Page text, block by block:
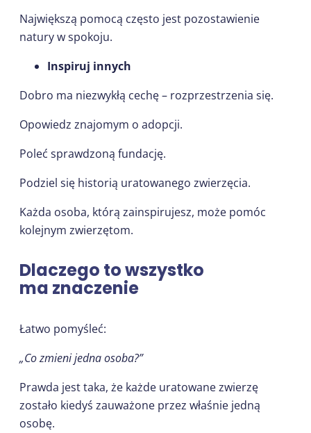
Największą pomocą często jest pozostawienie
natury w spokoju.
Inspiruj innych
Dobro ma niezwykłą cechę – rozprzestrzenia się.
Opowiedz znajomym o adopcji.
Poleć sprawdzoną fundację.
Podziel się historią uratowanego zwierzęcia.
Każda osoba, którą zainspirujesz, może pomóc
kolejnym zwierzętom.
Dlaczego to wszystko
ma znaczenie
Łatwo pomyśleć:
„Co zmieni jedna osoba?”
Prawda jest taka, że każde uratowane zwierzę
zostało kiedyś zauważone przez właśnie jedną
osobę.